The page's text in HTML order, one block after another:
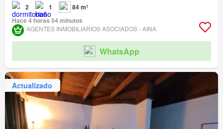
2 1
84 m²
Hace 4 horas 54 minutos
AGENTES INMOBILIARIOS ASOCIADOS - AINA
WhatsApp
Actualizado